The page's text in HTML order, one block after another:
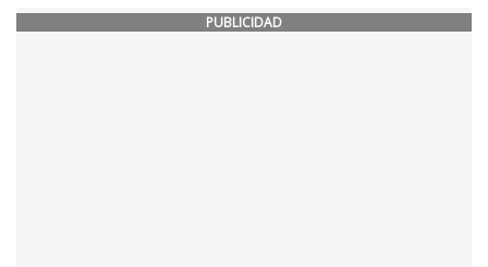
PUBLICIDAD